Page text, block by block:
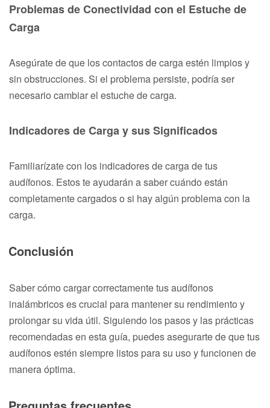
Problemas de Conectividad con el Estuche de
Carga
Asegúrate de que los contactos de carga estén limpios y
sin obstrucciones. Si el problema persiste, podría ser
necesario cambiar el estuche de carga.
Indicadores de Carga y sus Significados
Familiarízate con los indicadores de carga de tus
audífonos. Estos te ayudarán a saber cuándo están
completamente cargados o si hay algún problema con la
carga.
Conclusión
Saber cómo cargar correctamente tus audífonos
inalámbricos es crucial para mantener su rendimiento y
prolongar su vida útil. Siguiendo los pasos y las prácticas
recomendadas en esta guía, puedes asegurarte de que tus
audífonos estén siempre listos para su uso y funcionen de
manera óptima.